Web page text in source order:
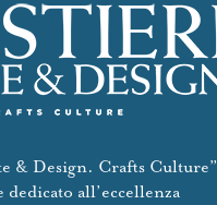
& Design. Crafts Culture”
dedicato all’eccellenza